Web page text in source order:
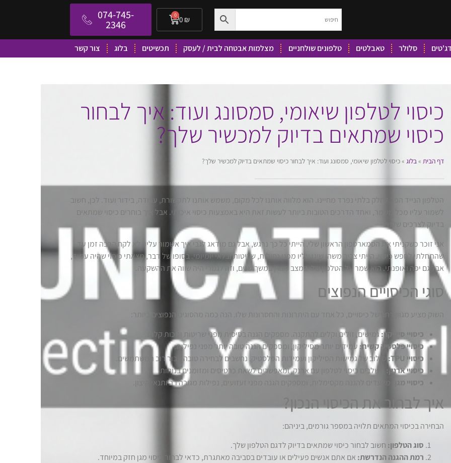
0 ₪
0
074-745-
2346
סלולר טאבלטים טלפונים שולחניים מצלמות אבטחה לבית / לעסק תכשיטים בלוג צור קשר
כיסוי לטלפון שיאומי, סמסונג ועוד: איך לבחור
כיסוי שמתאים בדיוק למכשיר שלך?
דף הבית»בלוג»כיסוי לטלפון שיאומי, סמסונג ועוד: איך לבחור כיסוי שמתאים בדיוק למכשיר שלך?
הטלפון הנייד הפך לחלק בלתי נפרד מחיינו. הוא מלווה אותנו לכל מקום, משמש אותנו לתקשורת, עבודה, בידור ועוד. לכן, חשוב
לשמור עליו מכל משמר, ואחד הדרכים הטובות ביותר לעשות זאת היא באמצעות כיסוי איכותי. אבל איך בוחרים כיסוי שמתאים
בדיוק לצרכים שלנו?
אני זוכר כשקניתי את הסמארטפון הראשון שלי. הייתי כל כך נרגש, אבל גם מודאג לגבי איך אשמור עליו. לא לקח הרבה זמן עד
שהתחלתי לחפש כיסוי. הייתי צריך משהו שיגן עליו מפני נפילות, שריטות ובלאי יומיומי. בסופו של דבר, מצאתי כיסוי שהיה עמיד,
אבל גם יפה ואופנתי. הוא שמר על הטלפון שלי במצב מצוין במשך שנים, וזה לגמרי היה שווה את ההשקעה.
סוגי הכיסויים הנפוצים
השוק מציע מגוון רחב של כיסויים, כל אחד עם היתרונות והחסרונות שלו. הנה כמה מהסוגים הנפוצים ביותר:
כיסויי סיליקון:גמישים, זולים וקלים להתקנה. מספקים הגנה בסיסית מפני שריטות ומכות קלות.
כיסויי פלסטיק קשיח:עמידים יותר מסיליקון, ומספקים הגנה טובה יותר מפני נפילות.
כיסויי TPU:
שילוב של גמישות הסיליקון ועמידות הפלסטיק. נחשבים לבחירה טובה עבור רוב המשתמשים.
כיסויי ארנק:
משלבים כיסוי לטלפון עם ארנק, ומאפשרים לשאת כרטיסים ומזומנים בנוחות.
כיסויי מגן:
מיועדים להגנה מקסימלית, ומספקים הגנה מפני זעזועים, נפילות מגובה רב ותנאי קיצון.
איך לבחור את הכיסוי הנכון?
הבחירה בכיסוי המתאים תלויה במספר גורמים, ביניהם:
סוג הטלפון: חשוב לבחור כיסוי שמתאים בדיוק לדגם הטלפון שלך.
רמת ההגנה הנדרשת: אם אתם אנשים פעילים או עובדים בסביבה מאתגרת, כדאי לבחור כיסוי מגן חזק במיוחד.